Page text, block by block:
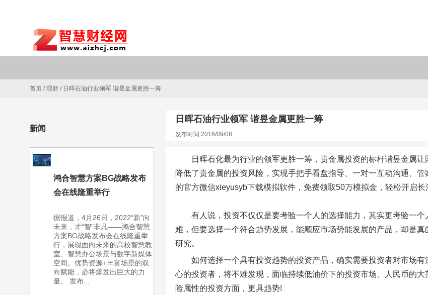
首页 /理财 / 日晖石油行业领军 谐昱金属更胜一筹
新闻
鸿合智慧方案BG战略发布
会在线隆重举行
据报道，4月26日，2022“新”向
未来，才“智”非凡——鸿合智慧
方案BG战略发布会在线隆重举
行，展现面向未来的高校智慧教
室、智慧办公场景与数字新媒体
空间。优势资源+丰富场景的双
向赋能，必将爆发出巨大的力
量。 发布...
日晖石油行业领军 谐昱金属更胜一筹
发布时间:2016/09/08
日晖石化最为行业的领军更胜一筹，贵金属投资的标杆谐昱金属
降低了贵金属的投资风险，实现手把手看盘指导、一对一互动沟通、
的官方微信xieyusyb下载模拟软件，免费领取50万模拟金，轻松开启长
有人说，投资不仅仅是要考验一个人的选择能力，其实更考验一
难，但要选择一个符合趋势发展，能顺应市场势能发展的产品，却是
研究。
如何选择一个具有投资趋势的投资产品，确实需要投资者对市场
心的投资者，将不难发现，面临持续低油价下的投资市场、人民币的
险属性的投资方面，更具趋势!